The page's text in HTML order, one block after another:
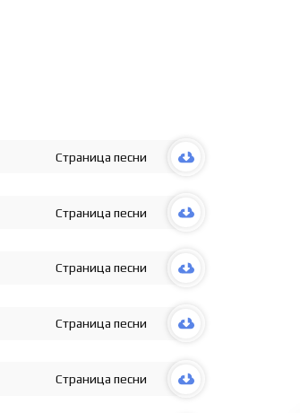
Страница песни
Страница песни
Страница песни
Страница песни
Страница песни